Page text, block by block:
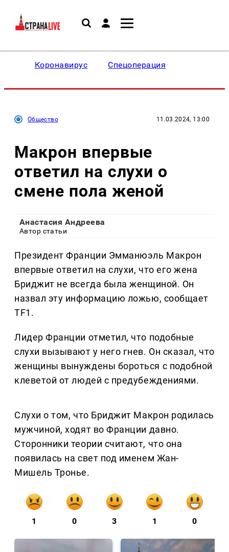
Коронавирус Спецоперация
Общество 11.03.2024, 13:00
Макрон впервые
ответил на слухи о
смене пола женой
Анастасия Андреева
Автор статьи
Президент Франции Эмманюэль Макрон
впервые ответил на слухи, что его жена
Бриджит не всегда была женщиной. Он
назвал эту информацию ложью, сообщает
TF1.
Лидер Франции отметил, что подобные
слухи вызывают у него гнев. Он сказал, что
женщины вынуждены бороться с подобной
клеветой от людей с предубеждениями.
Слухи о том, что Бриджит Макрон родилась
мужчиной, ходят во Франции давно.
Сторонники теории считают, что она
появилась на свет под именем Жан-
Мишель Тронье.
1 0 3 1 0